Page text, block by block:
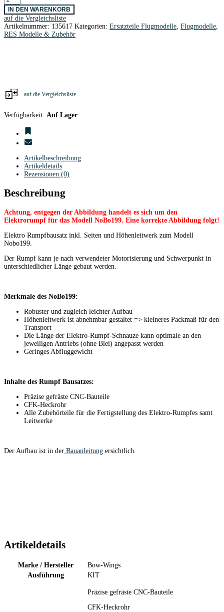
NoBo
199
inkl.
Leitwerke
Bow-
IN DEN WARENKORB
auf die Vergleichsliste
Artikelnummer: 135617 Kategorien: Ersatzteile Flugmodelle Flugmodelle
RES Modelle & Zubehör
auf die Vergleichsliste
Verfügbarkeit: Auf Lager
Artikelbeschreibung
Artikeldetails
Rezensionen (0)
Beschreibung
Achtung, entgegen der Abbildung handelt es sich um den
Elektrorumpf für das Modell NoBo199. Eine korrekte Abbildung folgt!
Elektro Rumpfbausatz inkl. Seiten und Höhenleitwerk zum Modell
Nobo199.
Der Rumpf kann je nach verwendeter Motorisierung und Schwerpunkt in
unterschiedlicher Länge gebaut werden.
Merkmale des NoBo199:
Robuster und zugleich leichter Aufbau
Höhenleitwerk ist abnehmbar gestaltet => kleineres Packmaß für den
Transport
Die Länge der Elektro-Rumpf-Schnauze kann optimale an den
jeweiligen Antriebs (ohne Blei) angepasst werden
Geringes Abfluggewicht
Inhalte des Rumpf Bausatzes:
Präzise gefräste CNC-Bauteile
CFK-Heckrohr
Alle Zubehörteile für die Fertigstellung des Elektro-Rumpfes samt
Leitwerke
Der Aufbau ist in der Bauanleitung ersichtlich.
Artikeldetails
Marke / Hersteller
Bow-Wings
Ausführung
KIT
Präzise gefräste CNC-Bauteile
CFK-Heckrohr